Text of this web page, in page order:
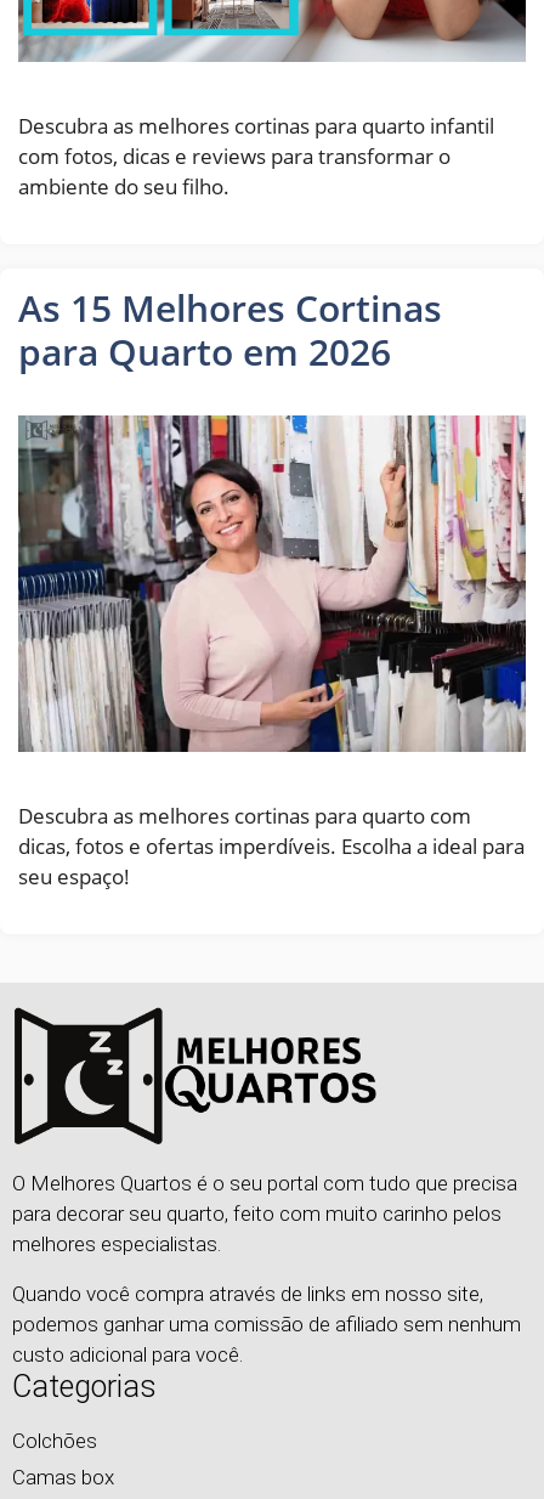
Descubra as melhores cortinas para quarto infantil
com fotos, dicas e reviews para transformar o
ambiente do seu filho.
As 15 Melhores Cortinas
para Quarto em 2026
Descubra as melhores cortinas para quarto com
dicas, fotos e ofertas imperdíveis. Escolha a ideal para
seu espaço!
O Melhores Quartos é o seu portal com tudo que precisa
para decorar seu quarto, feito com muito carinho pelos
melhores especialistas.
Quando você compra através de links em nosso site,
podemos ganhar uma comissão de afiliado sem nenhum
custo adicional para você.
Categorias
Colchões
Camas box